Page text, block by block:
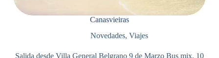
Canasvieiras
Novedades, Viajes
Salida desde Villa General Belgrano 9 de Marzo Bus mix. 10